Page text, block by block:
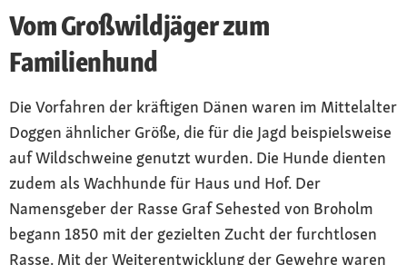
Vom Großwildjäger zum
Familienhund
Die Vorfahren der kräftigen Dänen waren im Mittelalter
Doggen ähnlicher Größe, die für die Jagd beispielsweise
auf Wildschweine genutzt wurden. Die Hunde dienten
zudem als Wachhunde für Haus und Hof. Der
Namensgeber der Rasse Graf Sehested von Broholm
begann 1850 mit der gezielten Zucht der furchtlosen
Rasse. Mit der Weiterentwicklung der Gewehre waren